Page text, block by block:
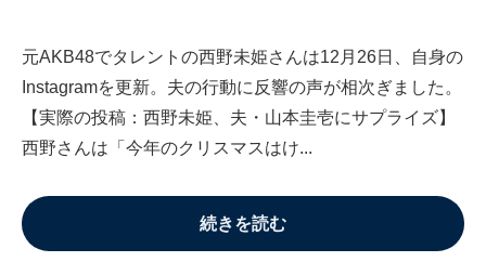
元AKB48でタレントの西野未姫さんは12月26日、自身の
Instagramを更新。夫の行動に反響の声が相次ぎました。
【実際の投稿：西野未姫、夫・山本圭壱にサプライズ】
西野さんは「今年のクリスマスはけ...
続きを読む